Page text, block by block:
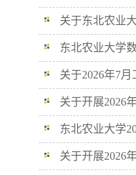
关于东北农业
东北农业大学
关于2026年7月
关于开展2026
东北农业大学
关于开展2026